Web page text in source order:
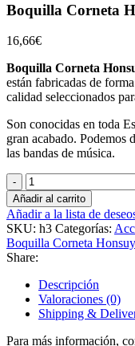
Boquilla Corneta
16,66€
Boquilla Corneta
están fabricadas de
calidad seleccionados
Son conocidas en toda
gran acabado. Podemos
las bandas de música.
Boquilla
Corneta
Honsuy
H3
Dorada
cantidad
Añadir al carrito
Añadir a la lista de
SKU: h3 Categorías:
Boquilla Corneta
Share:
Descripción
Valoraciones (0)
Shipping &
Para más información,